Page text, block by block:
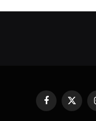
FacebookX
(Twitter)